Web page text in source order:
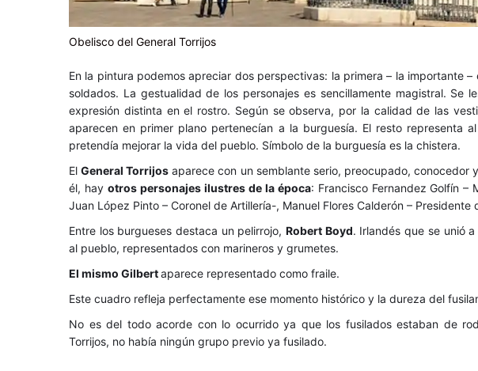
Obelisco del General Torrijos
En la pintura podemos apreciar dos perspectivas: la primera – la importante
soldados. La gestualidad de los personajes es sencillamente magistral. Se
expresión distinta en el rostro. Según se observa, por la calidad de las
aparecen en primer plano pertenecían a la burguesía. El resto representa
pretendía mejorar la vida del pueblo. Símbolo de la burguesía es la chistera.
ElGeneral Torrijos aparece con un semblante serio, preocupado, conocedor
él, hay otros personajes ilustres de la época: Francisco Fernandez Golfín –
Juan López Pinto – Coronel de Artillería-, Manuel Flores Calderón – Presidente
Entre los burgueses destaca un pelirrojo,Robert Boyd. Irlandés que se unió
al pueblo, representados con marineros y grumetes.
El mismo Gilbertaparece representado como fraile.
Este cuadro refleja perfectamente ese momento histórico y la dureza del
No es del todo acorde con lo ocurrido ya que los fusilados estaban de
Torrijos, no había ningún grupo previo ya fusilado.